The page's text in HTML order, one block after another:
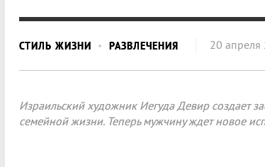
СТИЛЬ ЖИЗНИ РАЗВЛЕЧЕНИЯ 20 апреля
Израильский художник Иегуда Девир создает
семейной жизни. Теперь мужчину ждет новое